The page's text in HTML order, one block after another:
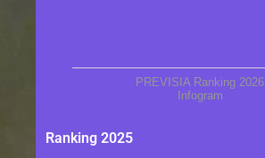
PREVISIA Ranking 2026
Infogram
Ranking 2025